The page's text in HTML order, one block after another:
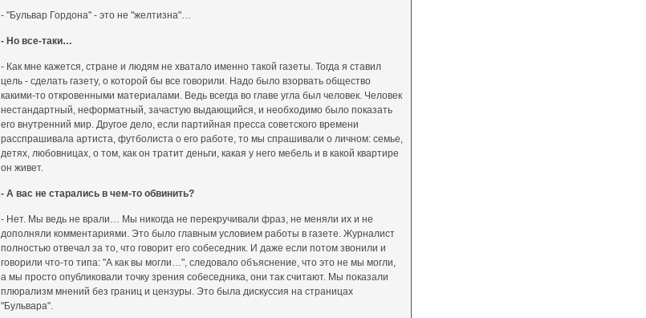
- "Бульвар Гордона" - это не "желтизна"…
- Но все-таки…
- Как мне кажется, стране и людям не хватало именно такой газеты. Тогда я ставил
цель - сделать газету, о которой бы все говорили. Надо было взорвать общество
какими-то откровенными материалами. Ведь всегда во главе угла был человек. Человек
нестандартный, неформатный, зачастую выдающийся, и необходимо было показать
его внутренний мир. Другое дело, если партийная пресса советского времени
расспрашивала артиста, футболиста о его работе, то мы спрашивали о личном: семье,
детях, любовницах, о том, как он тратит деньги, какая у него мебель и в какой квартире
он живет.
- А вас не старались в чем-то обвинить?
- Нет. Мы ведь не врали… Мы никогда не перекручивали фраз, не меняли их и не
дополняли комментариями. Это было главным условием работы в газете. Журналист
полностью отвечал за то, что говорит его собеседник. И даже если потом звонили и
говорили что-то типа: "А как вы могли…", следовало объяснение, что это не мы могли,
а мы просто опубликовали точку зрения собеседника, они так считают. Мы показали
плюрализм мнений без границ и цензуры. Это была дискуссия на страницах
"Бульвара".